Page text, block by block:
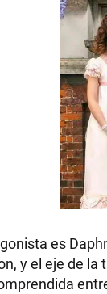
es
y el eje de